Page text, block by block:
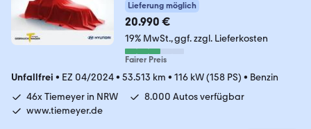
Lieferung möglich
20.990 €
19% MwSt. ggf. zzgl. Lieferkosten
Fairer Preis
Unfallfrei • EZ 04/2024• 53.513 km • 116 kW (158 PS) • Benzin
46x Tiemeyer in NRW
8.000 Autos verfügbar
www.tiemeyer.de